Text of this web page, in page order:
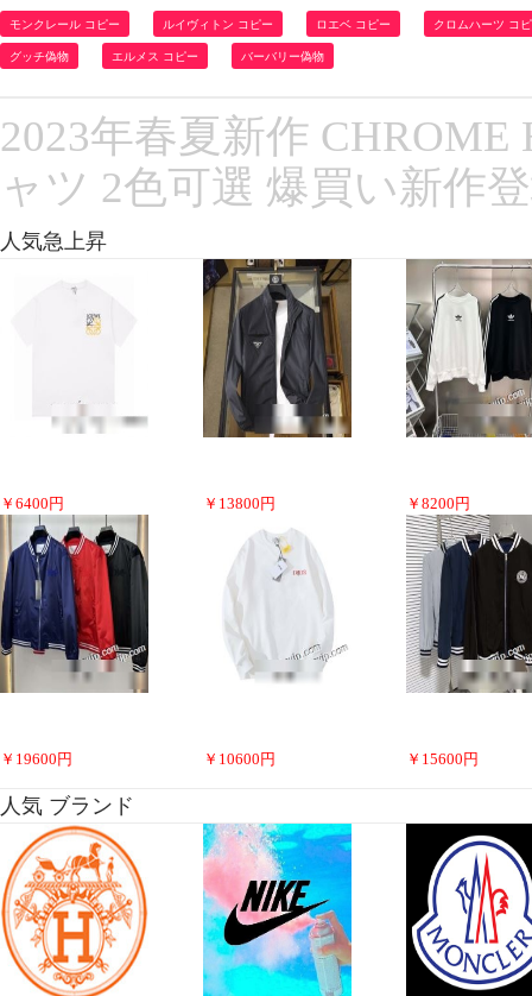
モンクレール コピー ルイヴィトン コピー ロエベ コピー クロムハーツ コ
グッチ偽物 エルメス コピー バーバリー偽物
2023年春夏新作
ャツ 2色可選 爆買い新作
人気急上昇
￥ 6400 円 ￥ 13800 円 ￥ 8200 円
￥ 19600 円 ￥ 10600 円 ￥ 15600 円
人気 ブランド